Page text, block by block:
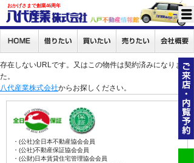
おかげさまで創業46周年
存在しないURLです。又はこの物件は契約済みになりまし
た。
八代産業株式会社からお探しください。
・(公社)全日本不動産協会会員
・(公社)不動産保証協会会員
・(公財)日本賃貸住宅管理協会会員